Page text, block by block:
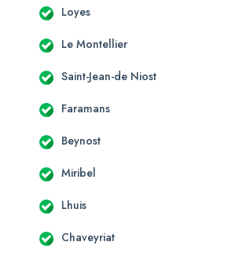
Loyes
Le Montellier
Saint-Jean-de Niost
Faramans
Beynost
Miribel
Lhuis
Chaveyriat